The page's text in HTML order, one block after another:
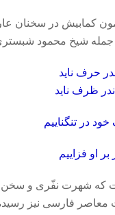
کمابیش در سخنان
جمله شیخ محمود
حرف ناید
ظرف ناید
در تنگناییم
او فزاییم
که شهرت نفّری و سخن
معاصر فارسی نیز